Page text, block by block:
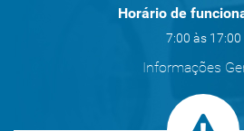
Horário de
7:00 às 17:00
Informações